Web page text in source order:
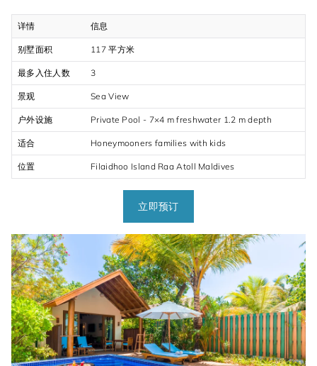
详情 信息
别墅面积 117 平方米
最多入住人数 3
景观 Sea View
户外设施 Private Pool - 7×4 m freshwater 1.2 m depth
适合 Honeymooners families with kids
位置 Filaidhoo Island Raa Atoll Maldives
立即预订